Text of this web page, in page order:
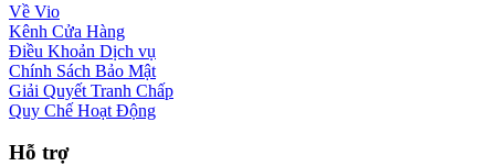
Về Vio
Kênh Cửa Hàng
Điều Khoản Dịch vụ
Chính Sách Bảo Mật
Giải Quyết Tranh Chấp
Quy Chế Hoạt Động
Hỗ trợ